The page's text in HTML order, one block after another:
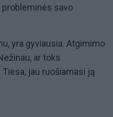
probleminės savo
yra gyviausia. Atgimimo
ar toks
jau ruošiamasi ją